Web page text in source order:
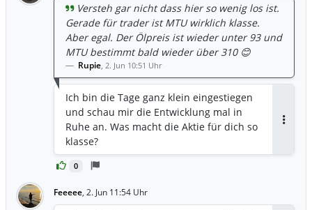
0
Versteh gar nicht dass hier so wenig los ist.
Gerade für trader ist MTU wirklich klasse.
Aber egal. Der Ölpreis ist wieder unter 93 und
MTU bestimmt bald wieder über 310 😊
Rupie, 2. Jun 10:51 Uhr
Ich bin die Tage ganz klein eingestiegen
und schau mir die Entwicklung mal in
Ruhe an. Was macht die Aktie für dich so
klasse?
Feeeee, 2. Jun 11:54 Uhr